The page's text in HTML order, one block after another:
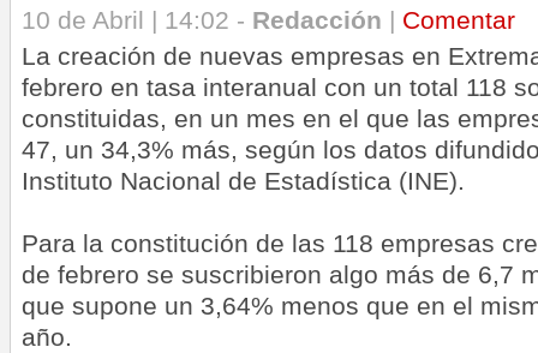
10 de Abril | 14:02 - Redacción | Comentar
La creación de nuevas empresas en
febrero en tasa interanual con un total 118
constituidas, en un mes en el que las
47, un 34,3% más, según los datos
Instituto Nacional de Estadística (INE).
Para la constitución de las 118 empresas
de febrero se suscribieron algo más de 6,7
que supone un 3,64% menos que en el
año.